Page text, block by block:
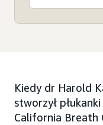
Kiedy dr Harold
stworzył
California Breath